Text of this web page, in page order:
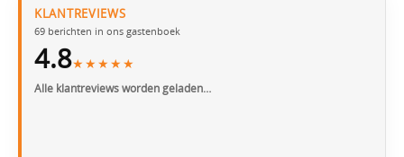
KLANTREVIEWS
69 berichten in ons gastenboek
4.8★★★★★
Alle klantreviews worden geladen…